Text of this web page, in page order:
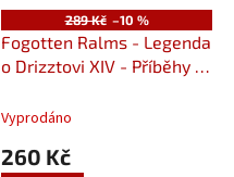
289 Kč –10 %
Fogotten Ralms - Legenda
o Drizztovi XIV - Příběhy o
Vyprodáno
260 Kč